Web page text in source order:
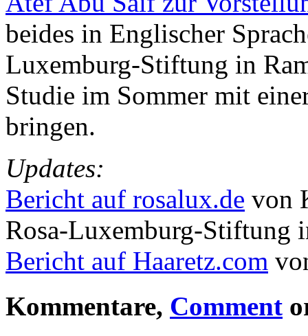
beides in Englischer
Luxemburg-Stiftung in
Studie im Sommer mit
bringen.
Updates:
Bericht auf rosalux.de von
Rosa-Luxemburg-Stiftung
Bericht auf Haaretz.com
Kommentare, Comment